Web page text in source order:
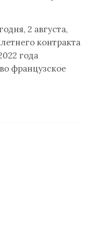
2 августа,
контракта
года
французское